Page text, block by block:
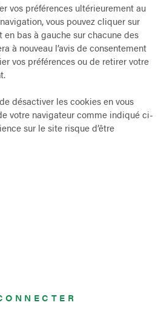
vos préférences ultérieurement au
vous pouvez cliquer sur
en bas à gauche sur chacune des
à nouveau l’avis de consentement
vos préférences ou de retirer votre
désactiver les cookies en vous
votre navigateur comme indiqué ci-
sur le site risque d’être